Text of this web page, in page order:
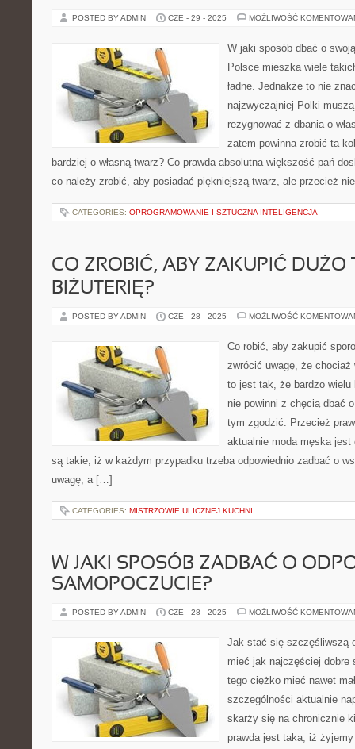
POSTED BY ADMIN CZE - 29 - 2025 MOŻLIWOŚĆ
W jaki sposób dbać o
Polsce mieszka wiele
ładne. Jednakże to nie
najzwyczajniej Polki
rezygnować z dbania o
zatem powinna zrobić ta
bardziej o własną twarz? Co prawda absolutna większość pań
co należy zrobić, aby posiadać piękniejszą twarz, ale przecież
CATEGORIES: OPROGRAMOWANIE I SZTUCZNA INTELIGENCJA
CO ZROBIĆ, ABY ZAKUPIĆ DUŻO
BIŻUTERIĘ?
POSTED BY ADMIN CZE - 28 - 2025 MOŻLIWOŚĆ
Co robić, aby zakupić
zwrócić uwagę, że chociaż
to jest tak, że bardzo
nie powinni z chęcią dbać
tym zgodzić. Przecież
aktualnie moda męska
są takie, iż w każdym przypadku trzeba odpowiednio zadbać o
uwagę, a […]
CATEGORIES: MISTRZOWIE ULICZNEJ KUCHNI
W JAKI SPOSÓB ZADBAĆ O
SAMOPOCZUCIE?
POSTED BY ADMIN CZE - 28 - 2025 MOŻLIWOŚĆ
Jak stać się szczęśliwszą
mieć jak najczęściej dobre
tego ciężko mieć nawet
szczególności aktualnie
skarży się na chronicznie
prawda jest taka, iż